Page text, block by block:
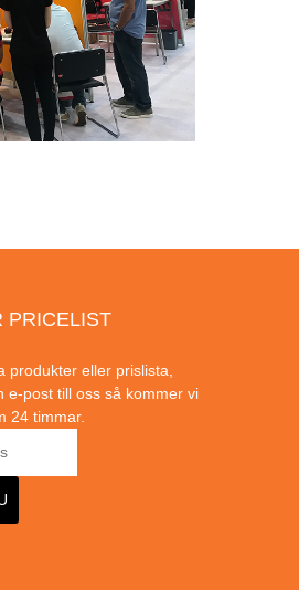
PRICELIST
produkter eller prislista,
e-post till oss så kommer vi
24 timmar.